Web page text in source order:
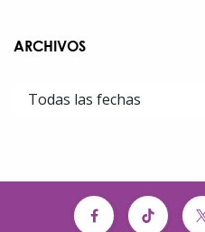
ARCHIVOS